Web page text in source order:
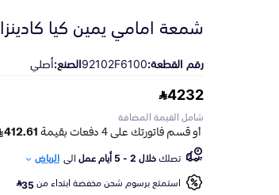
شمعة امامي يمين كيا كادينزا 2019
رقم القطعة:92102F6100الصنع:أصلي
4232
شامل القيمة المضافة
تصلكخلال 2 - 5 أيام عمل الى الرياض
استمتع برسوم شحن مخفضة ابتداء من35